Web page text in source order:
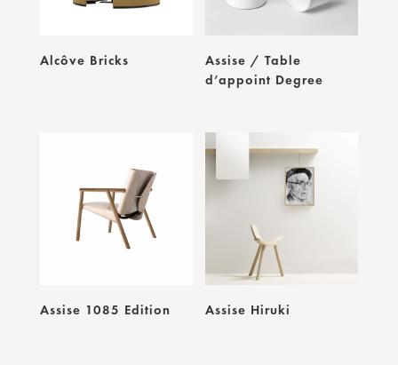
Alcôve Bricks
Assise / Table
d’appoint Degree
Assise 1085 Edition Assise Hiruki